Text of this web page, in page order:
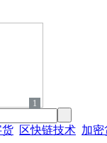
1
货 区快链技术 加密